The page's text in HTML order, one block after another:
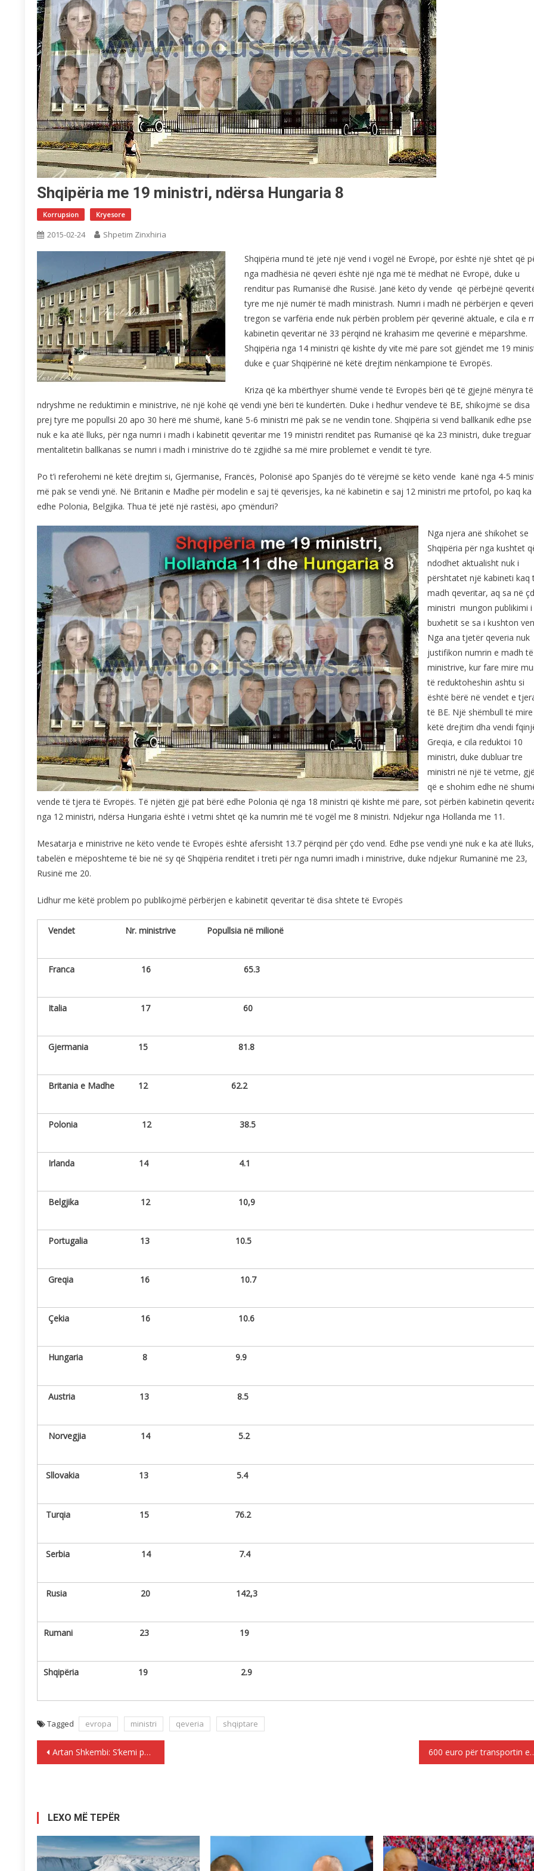
Shqipëria me 19 ministri, ndërsa Hungaria 8
Korrupsion Kryesore
2015-02-24 Shpetim Zinxhiria
Shqipëria mund të jetë një vend i vogël në Evropë, por është një shtet që
nga madhësia në qeveri është një nga më të mëdhat në Evropë, duke u
renditur pas Rumanisë dhe Rusisë. Janë këto dy vende që përbëjnë
tyre me një numër të madh ministrash. Numri i madh në përbërjen e
tregon se varfëria ende nuk përbën problem për qeverinë aktuale, e cila e
kabinetin qeveritar në 33 përqind në krahasim me qeverinë e mëparshme.
Shqipëria nga 14 ministri që kishte dy vite më pare sot gjëndet me 19
duke e çuar Shqipërinë në këtë drejtim nënkampione të Evropës.
Kriza që ka mbërthyer shumë vende të Evropës bëri që të gjejnë mënyra të
ndryshme ne reduktimin e ministrive, në një kohë që vendi ynë bëri të kundërtën. Duke i hedhur vendeve të BE, shikojmë se disa
prej tyre me popullsi 20 apo 30 herë më shumë, kanë 5-6 ministri më pak se ne vendin tone. Shqipëria si vend ballkanik edhe pse
nuk e ka atë lluks, për nga numri i madh i kabinetit qeveritar me 19 ministri renditet pas Rumanisë që ka 23 ministri, duke treguar
mentalitetin ballkanas se numri i madh i ministrive do të zgjidhë sa më mire problemet e vendit të tyre.
Po t’i referohemi në këtë drejtim si, Gjermanise, Francës, Polonisë apo Spanjës do të vërejmë se këto vende kanë nga 4-5
më pak se vendi ynë. Në Britanin e Madhe për modelin e saj të qeverisjes, ka në kabinetin e saj 12 ministri me prtofol, po kaq ka
edhe Polonia, Belgjika. Thua të jetë një rastësi, apo çmënduri?
Nga njera anë shikohet se
Shqipëria për nga kushtet
ndodhet aktualisht nuk i
përshtatet një kabineti kaq
madh qeveritar, aq sa në
ministri mungon publikimi i
buxhetit se sa i kushton
Nga ana tjetër qeveria nuk
justifikon numrin e madh
ministrive, kur fare mire
të reduktoheshin ashtu si
është bërë në vendet e
të BE. Një shëmbull të
këtë drejtim dha vendi
Greqia, e cila reduktoi 10
ministri, duke dubluar tre
ministri në një të vetme,
që e shohim edhe në
vende të tjera të Evropës. Të njëtën gjë pat bërë edhe Polonia që nga 18 ministri që kishte më pare, sot përbën kabinetin
nga 12 ministri, ndërsa Hungaria është i vetmi shtet që ka numrin më të vogël me 8 ministri. Ndjekur nga Hollanda me 11.
Mesatarja e ministrive ne këto vende të Evropës është afersisht 13.7 përqind për çdo vend. Edhe pse vendi ynë nuk e ka atë
tabelën e mëposhteme të bie në sy që Shqipëria renditet i treti për nga numri imadh i ministrive, duke ndjekur Rumaninë me 23,
Rusinë me 20.
Lidhur me këtë problem po publikojmë përbërjen e kabinetit qeveritar të disa shtete të Evropës
Vendet Nr. ministrive Popullsia në milionë
Franca 16 65.3
Italia 17 60
Gjermania 15 81.8
Britania e Madhe 12 62.2
Polonia 12 38.5
Irlanda 14 4.1
Belgjika 12 10,9
Portugalia 13 10.5
Greqia 16 10.7
Çekia 16 10.6
Hungaria 8 9.9
Austria 13 8.5
Norvegjia 14 5.2
Sllovakia 13 5.4
Turqia 15 76.2
Serbia 14 7.4
Rusia 20 142,3
Rumani 23 19
Shqipëria 19 2.9
Tagged evropa ministri qeveria shqiptare
Lëvizje
Artan Shkembi: S’kemi për t’u plakur në karriget ku na kanë ulur të tjerët 600 euro
LEXO MË TEPËR